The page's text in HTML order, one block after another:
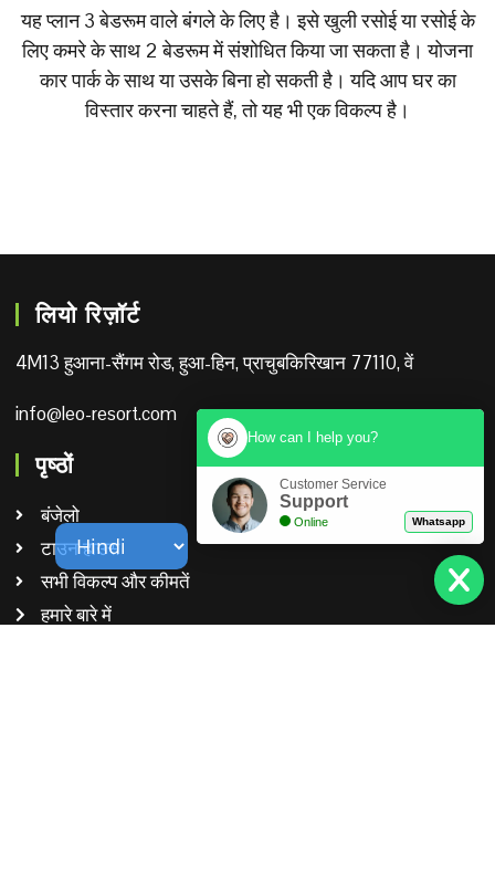
यह प्लान 3 बेडरूम वाले बंगले के लिए है। इसे खुली रसोई या रसोई के
लिए कमरे के साथ 2 बेडरूम में संशोधित किया जा सकता है। योजना
कार पार्क के साथ या उसके बिना हो सकती है। यदि आप घर का
विस्तार करना चाहते हैं, तो यह भी एक विकल्प है।
लियो रिज़ॉर्ट
4M13 हुआना-सैंगम रोड, हुआ-हिन, प्राचुबकिरिखान 77110, वें
info@leo-resort.com
पृष्ठों
बंजेलो
टाउन हाउस
सभी विकल्प और कीमतें
हमारे बारे में
How can I help you?
Customer Service
Support
Online Whatsapp